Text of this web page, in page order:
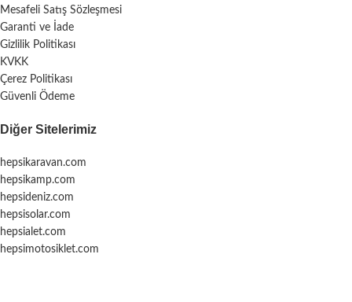
Mesafeli Satış Sözleşmesi
Garanti ve İade
Gizlilik Politikası
KVKK
Çerez Politikası
Güvenli Ödeme
Diğer Sitelerimiz
hepsikaravan.com
hepsikamp.com
hepsideniz.com
hepsisolar.com
hepsialet.com
hepsimotosiklet.com